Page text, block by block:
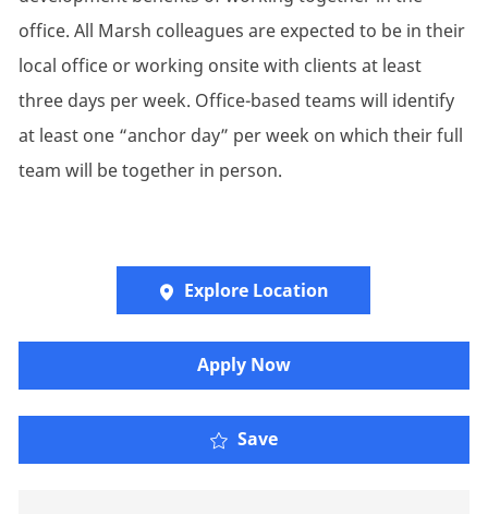
office. All Marsh colleagues are expected to be in their
local office or working onsite with clients at least
three days per week. Office-based teams will identify
at least one “anchor day” per week on which their full
team will be together in person.
Explore Location
​​​Apply Now
Save